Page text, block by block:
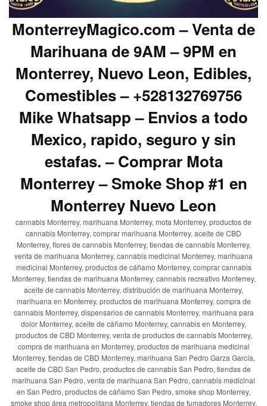
MonterreyMagico.com – Venta de
Marihuana de 9AM – 9PM en
Monterrey, Nuevo Leon, Edibles,
Comestibles – +528132769756
Mike Whatsapp – Envios a todo
Mexico, rapido, seguro y sin
estafas. – Comprar Mota
Monterrey – Smoke Shop #1 en
Monterrey Nuevo Leon
cannabis Monterrey, marihuana Monterrey, mota Monterrey, productos de
cannabis Monterrey, comprar marihuana Monterrey, aceite de CBD
Monterrey, flores de cannabis Monterrey, tiendas de cannabis Monterrey,
venta de marihuana Monterrey, cannabis medicinal Monterrey, marihuana
medicinal Monterrey, productos de cáñamo Monterrey, comprar cannabis
Monterrey, tiendas de marihuana Monterrey, cannabis recreativo Monterrey,
aceite de cannabis Monterrey, distribución de marihuana Monterrey,
marihuana en Monterrey, productos de marihuana Monterrey, compra de
cannabis Monterrey, dispensarios de cannabis Monterrey, marihuana para
dolor Monterrey, aceite de cáñamo Monterrey, cannabis en Monterrey,
productos de CBD Monterrey, venta de productos de cannabis Monterrey,
compra de marihuana en Monterrey, productos de marihuana medicinal
Monterrey, tiendas de CBD Monterrey, marihuana San Pedro Garza García,
aceite de CBD San Pedro, productos de cannabis San Pedro, tiendas de
marihuana San Pedro, venta de marihuana San Pedro, cannabis medicinal
en San Pedro, productos de cáñamo San Pedro, smoke shop Monterrey,
smoke shop área metropolitana Monterrey, tiendas de fumadores Monterrey,